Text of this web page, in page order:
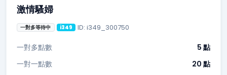
激情騷婦
一對多等待中 i349 ID: i349_300750
一對多點數
5 點
一對一點數
20 點